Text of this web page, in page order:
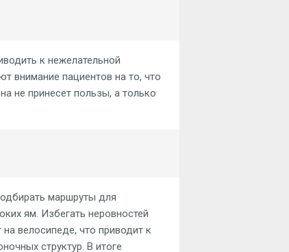
к нежелательной
внимание пациентов на то, что
не принесет пользы, а только
маршруты для
ям. Избегать неровностей
велосипеде, что приводит к
структур. В итоге